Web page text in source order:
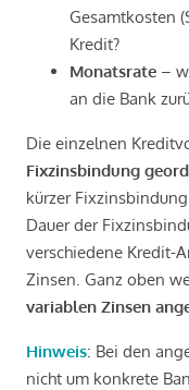
Gesamtkosten
Kredit?
Monatsrate –
an die Bank
Die einzelnen
Fixzinsbindung
kürzer
Dauer der
verschiedene Kredit-
Zinsen. Ganz oben
variablen Zinsen
Hinweis: Bei den
nicht um konkrete